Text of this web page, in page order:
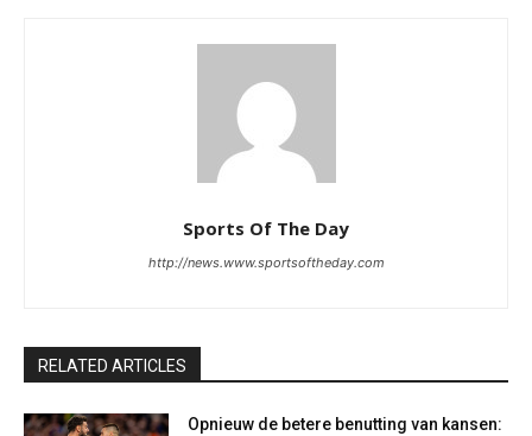
Sports Of The Day
http://news.www.sportsoftheday.com
RELATED ARTICLES
Opnieuw de betere benutting van kansen: